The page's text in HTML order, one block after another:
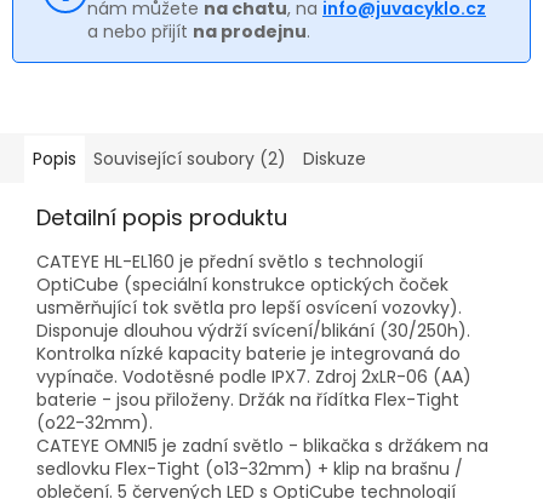
nám můžete na chatu, na info@juvacyklo.cz
a nebo přijít na prodejnu.
Popis Související soubory (2) Diskuze
Detailní popis produktu
CATEYE HL-EL160 je přední světlo s technologií
OptiCube (speciální konstrukce optických čoček
usměrňující tok světla pro lepší osvícení vozovky).
Disponuje dlouhou výdrží svícení/blikání (30/250h).
Kontrolka nízké kapacity baterie je integrovaná do
vypínače. Vodotěsné podle IPX7. Zdroj 2xLR-06 (AA)
baterie - jsou přiloženy. Držák na řídítka Flex-Tight
(o22-32mm).
CATEYE OMNI5 je zadní světlo - blikačka s držákem na
sedlovku Flex-Tight (o13-32mm) + klip na brašnu /
oblečení. 5 červených LED s OptiCube technologií